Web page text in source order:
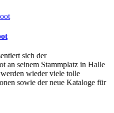
sich der
an seinem Stammplatz in Halle
wieder viele tolle
sowie der neue Kataloge für